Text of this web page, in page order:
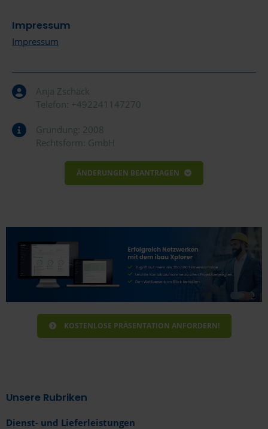
Impressum
Impressum
Anja Zschäck
Telefon: +492241147270
Gründung: 2008
Rechtsform: GmbH
ÄNDERUNGEN BEANTRAGEN
Bitte geben sie nachfolgend die Informationen
zum Unternehmen an.
KOSTENLOSE PRÄSENTATION ANFORDERN!
Unsere Rubriken
Dienst- und Lieferleistungen